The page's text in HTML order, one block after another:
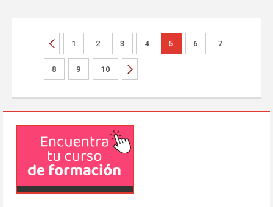
1 2 3 4 5 6 7
8 9 10